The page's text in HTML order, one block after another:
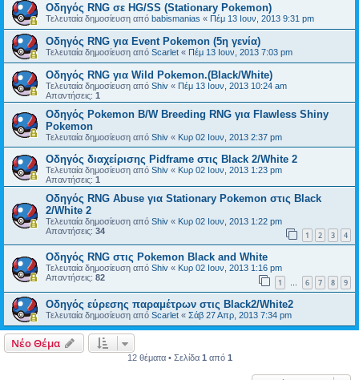
Οδηγός RNG σε ΗG/SS (Stationary Pokemon)
Τελευταία δημοσίευση από babismanias « Πέμ 13 Ιουν, 2013 9:31 pm
Οδηγός RNG για Event Pokemon (5η γενία)
Τελευταία δημοσίευση από Scarlet « Πέμ 13 Ιουν, 2013 7:03 pm
Οδηγός RNG για Wild Pokemon.(Black/White)
Τελευταία δημοσίευση από Shiv « Πέμ 13 Ιουν, 2013 10:24 am
Απαντήσεις: 1
Οδηγός Pokemon B/W Breeding RNG για Flawless Shiny
Pokemon
Τελευταία δημοσίευση από Shiv « Κυρ 02 Ιουν, 2013 2:37 pm
Οδηγός διαχείρισης Pidframe στις Black 2/White 2
Τελευταία δημοσίευση από Shiv « Κυρ 02 Ιουν, 2013 1:23 pm
Απαντήσεις: 1
Οδηγός RNG Abuse για Stationary Pokemon στις Black
2/White 2
Τελευταία δημοσίευση από Shiv « Κυρ 02 Ιουν, 2013 1:22 pm
Απαντήσεις: 34 1 2 3 4
Οδηγός RNG στις Pokemon Black and White
Τελευταία δημοσίευση από Shiv « Κυρ 02 Ιουν, 2013 1:16 pm
Απαντήσεις: 82 1 … 6 7 8 9
Οδηγός εύρεσης παραμέτρων στις Black2/White2
Τελευταία δημοσίευση από Scarlet « Σάβ 27 Απρ, 2013 7:34 pm
Νέο Θέμα
12 θέματα • Σελίδα 1 από 1